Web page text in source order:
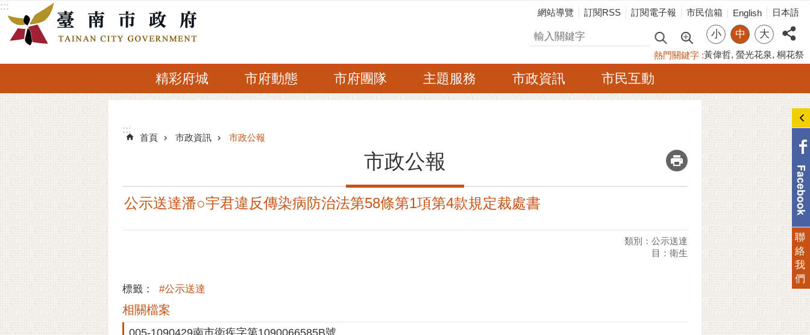
跳到主要內容區塊
:::
網站導覽 訂閱RSS 訂閱電子報 市民信箱 English 日本語
搜尋 小 中 大
熱門關鍵字 黃偉哲 螢光花泉 桐花祭
精彩府城 市府動態 市府團隊 主題服務 市政資訊 市民互動
:::
:::
首頁 市政資訊 市政公報
市政公報 _
公示送達潘○宇君違反傳染病防治法第58條第1項第4款規定裁處書
類別：公示送達
目：衛生
標籤： #公示送達
相關檔案
005-1090429南市衛疾字第1090066585B號
聯
絡
我
們